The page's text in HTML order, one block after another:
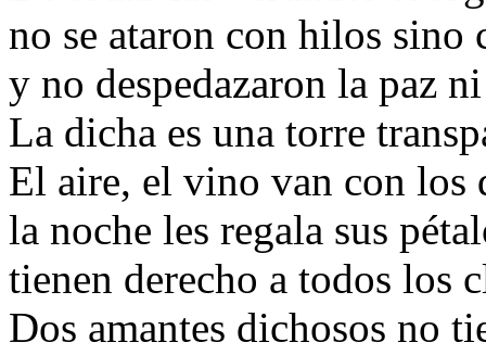
no se ataron con hilos sino
y no despedazaron la paz
La dicha es una torre
El aire, el vino van con los
la noche les regala sus
tienen derecho a todos los
Dos amantes dichosos no